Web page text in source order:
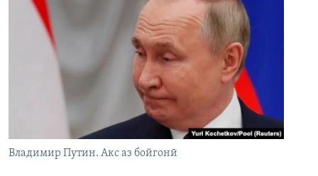
Владимир Путин. Акс аз бойгонӣ